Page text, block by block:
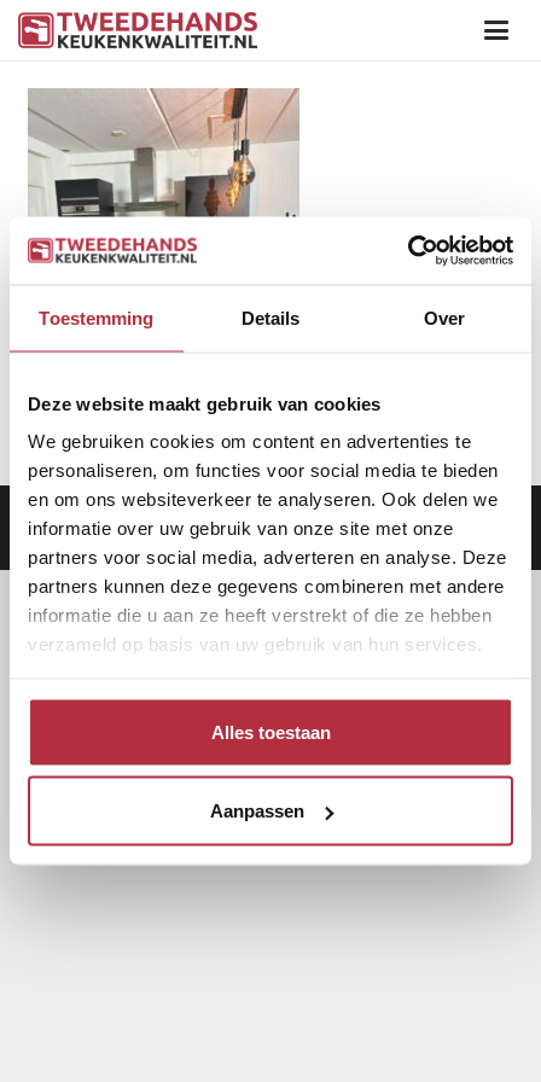
Toestemming Details Over
Deze website maakt gebruik van cookies
We gebruiken cookies om content en advertenties te
personaliseren, om functies voor social media te bieden
en om ons websiteverkeer te analyseren. Ook delen we
informatie over uw gebruik van onze site met onze
partners voor social media, adverteren en analyse. Deze
partners kunnen deze gegevens combineren met andere
informatie die u aan ze heeft verstrekt of die ze hebben
verzameld op basis van uw gebruik van hun services.
Alles toestaan
Aanpassen
Aanbod| Keukens |Levering|Garantie|Privacy Beleid